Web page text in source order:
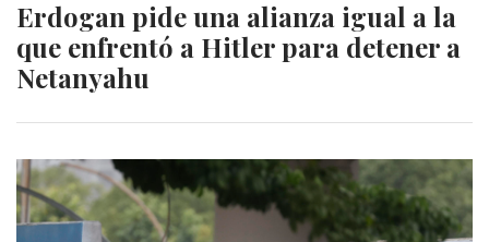
Erdogan pide una alianza igual a la
que enfrentó a Hitler para detener a
Netanyahu